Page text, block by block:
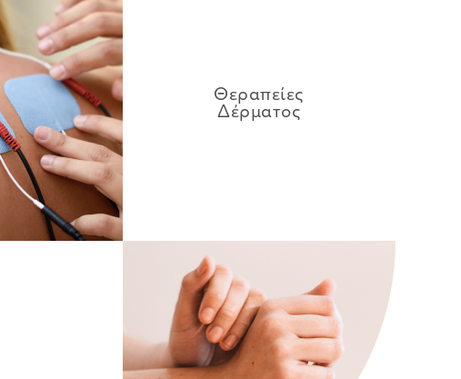
Θεραπείες
Δέρματος